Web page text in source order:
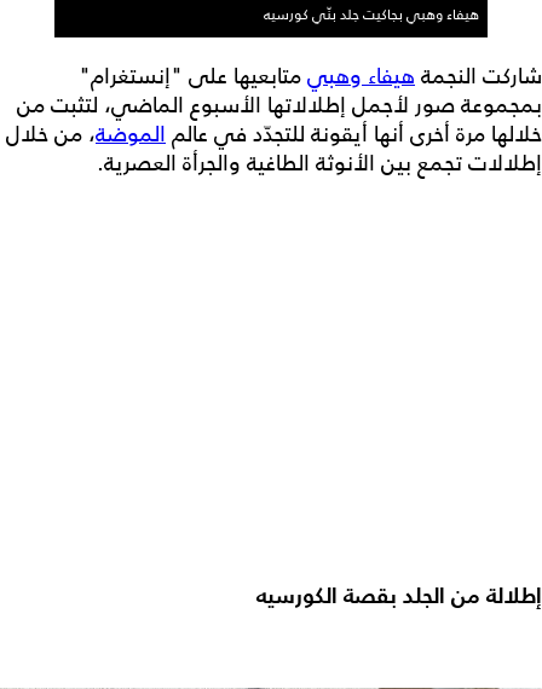
هيفاء وهبي بجاكيت جلد بنّي كورسيه
شاركت النجمةهيفاء وهبيمتابعيها على "إنستغرام"
بمجموعة صور لأجمل إطلالاتها الأسبوع الماضي، لتثبت من
خلالها مرة أخرى أنها أيقونة للتجدّد في عالمالموضة، من خلال
إطلالات تجمع بين الأنوثة الطاغية والجرأة العصرية.
إطلالة من الجلد بقصة الكورسيه